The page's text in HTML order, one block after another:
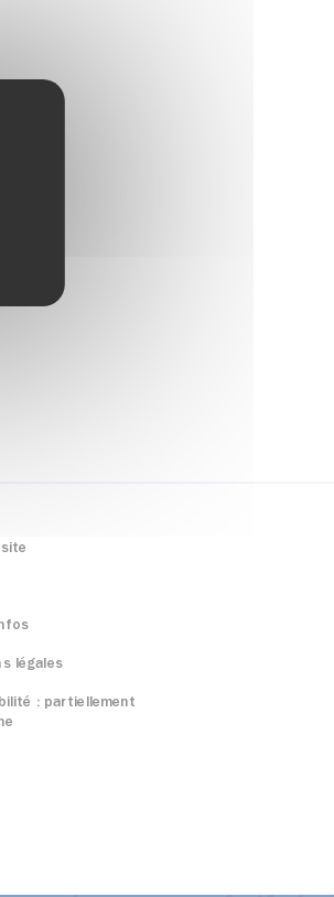
légales
: partiellement